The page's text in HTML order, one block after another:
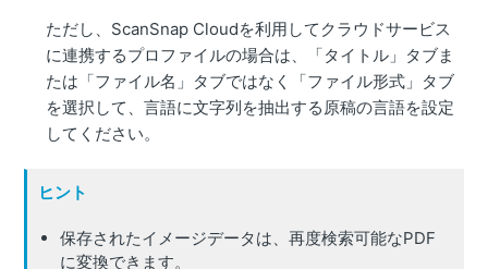
ただし、ScanSnap Cloudを利用してクラウドサービス
に連携するプロファイルの場合は、「タイトル」タブま
たは「ファイル名」タブではなく「ファイル形式」タブ
を選択して、言語に文字列を抽出する原稿の言語を設定
してください。
ヒント
保存されたイメージデータは、再度検索可能なPDF
に変換できます。